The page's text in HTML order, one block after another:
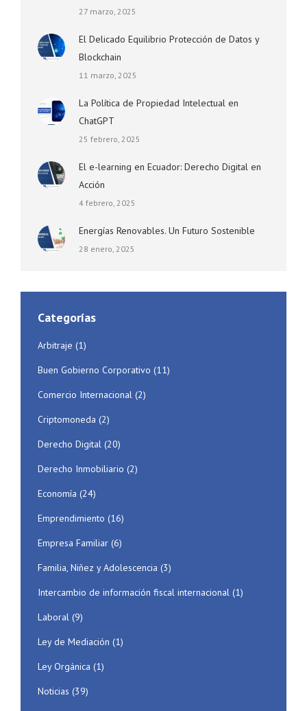
27 marzo, 2025
El Delicado Equilibrio Protección de Datos y
Blockchain
11 marzo, 2025
La Política de Propiedad Intelectual en
ChatGPT
25 febrero, 2025
El e-learning en Ecuador: Derecho Digital en
Acción
4 febrero, 2025
Energías Renovables. Un Futuro Sostenible
28 enero, 2025
Categorías
Arbitraje (1)
Buen Gobierno Corporativo (11)
Comercio Internacional (2)
Criptomoneda (2)
Derecho Digital (20)
Derecho Inmobiliario (2)
Economía (24)
Emprendimiento (16)
Empresa Familiar (6)
Familia, Niñez y Adolescencia (3)
Intercambio de información fiscal internacional (1)
Laboral (9)
Ley de Mediación (1)
Ley Orgánica (1)
Noticias (39)